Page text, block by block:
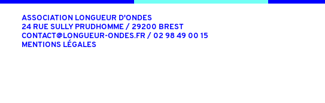
ASSOCIATION LONGUEUR D'ONDES
24 RUE SULLY PRUDHOMME / 29200 BREST
CONTACT@LONGUEUR-ONDES.FR / 02 98 49 00 15
MENTIONS LÉGALES